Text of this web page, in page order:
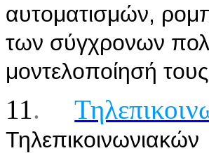
αυτοματισμών,
των σύγχρονων
μοντελοποίησή
11 .